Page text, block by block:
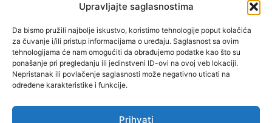
Upravljajte saglasnostima
Da bismo pružili najbolje iskustvo, koristimo tehnologije poput kolačića
za čuvanje i/ili pristup informacijama o uređaju. Saglasnost sa ovim
tehnologijama će nam omogućiti da obrađujemo podatke kao što su
ponašanje pri pregledanju ili jedinstveni ID-ovi na ovoj veb lokaciji.
Nepristanak ili povlačenje saglasnosti može negativno uticati na
određene karakteristike i funkcije.
Prihvati
ZENIČANKA, 3. SPRAT), 72000 ZENICA